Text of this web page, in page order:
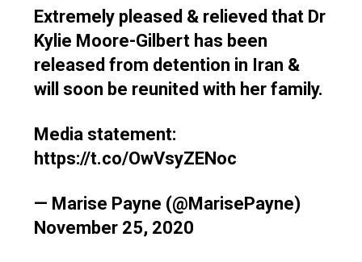
Extremely pleased & relieved that Dr
Kylie Moore-Gilbert has been
released from detention in Iran &
will soon be reunited with her family.
Media statement:
https://t.co/OwVsyZENoc
— Marise Payne (@MarisePayne)
November 25, 2020